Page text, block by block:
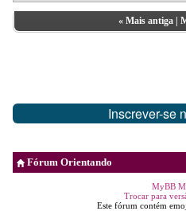
« Mais antiga|
Inscrever-se
Fórum Orientando
MyBB
Trocar para
Este fórum contém